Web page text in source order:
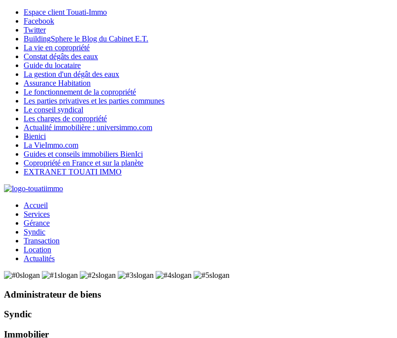
Espace client Touati-Immo
Facebook
Twitter
BuildingSphere le Blog du Cabinet E.T.
La vie en copropriété
Constat dégâts des eaux
Guide du locataire
La gestion d'un dégât des eaux
Assurance Habitation
Le fonctionnement de la copropriété
Les parties privatives et les parties communes
Le conseil syndical
Les charges de copropriété
Actualité immobilière : universimmo.com
Bienici
La VieImmo.com
Guides et conseils immobiliers BienIci
Copropriété en France et sur la planète
EXTRANET TOUATI IMMO
Accueil
Services
Gérance
Syndic
Transaction
Location
Actualités
Administrateur de biens
Syndic
Immobilier